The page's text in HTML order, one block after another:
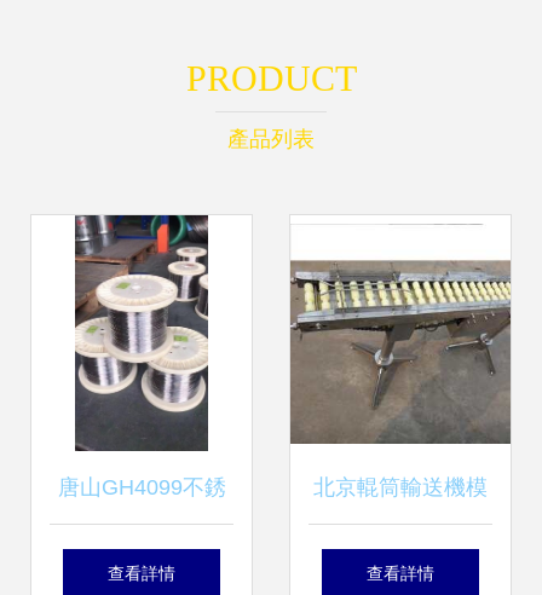
PRODUCT
產品列表
唐山GH4099不銹
鋼板 2022年迎接
查看詳情
北京輥筒輸送機模
具 制造精度的關鍵
查看詳情